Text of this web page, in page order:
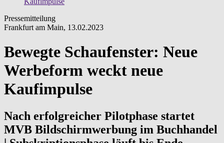
Pressemitteilung
Frankfurt am Main, 13.02.2023
Bewegte Schaufenster: Neue
Werbeform weckt neue
Kaufimpulse
Nach erfolgreicher Pilotphase startet
MVB Bildschirmwerbung im Buchhandel